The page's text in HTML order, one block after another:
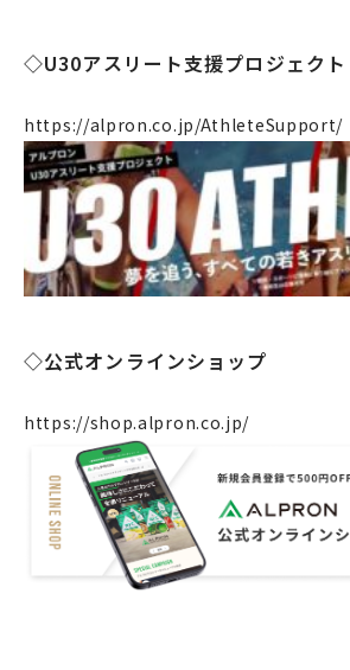
企業情報
事業案内
社会課題への取り組み
法人のお客様
OEM
◇U30アスリート支援プロジェクト
https://alpron.co.jp/AthleteSupport/
◇公式オンラインショップ
https://shop.alpron.co.jp/